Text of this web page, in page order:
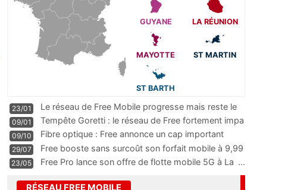
GUYANE LA RÉUNION
MAYOTTE ST MARTIN
ST BARTH
23/01
Le réseau de Free Mobile progresse mais reste le
m
...
09/01
Tempête Goretti : le réseau de Free fortement impa
09/10
Fibre optique : Free annonce un cap important
pass
...
29/07
Free booste sans surcoût son forfait mobile à 9,99
23/05 Free Pro lance son offre de flotte mobile 5G à La ...